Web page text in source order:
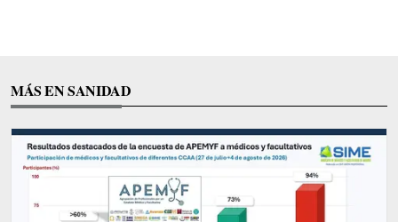
MÁS EN SANIDAD